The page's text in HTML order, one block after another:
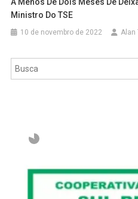
Ministro Do TSE
10 de novembro de 2022 Alan
Pesquisar